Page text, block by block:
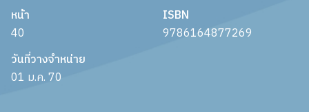
หน้า
40
ISBN
9786164877269
วันที่วางจำหน่าย
01 ม.ค. 70